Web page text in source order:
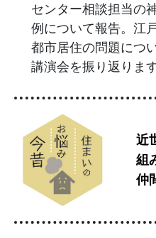
センター相談担当の
例について報告。江
都市居住の問題につ
講演会を振り返ります
近
組み
仲